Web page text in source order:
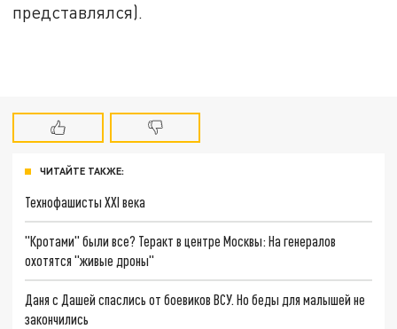
представлялся).
ЧИТАЙТЕ ТАКЖЕ:
Технофашисты XXI века
"Кротами" были все? Теракт в центре Москвы: На генералов
охотятся "живые дроны"
Даня с Дашей спаслись от боевиков ВСУ. Но беды для малышей не
закончились